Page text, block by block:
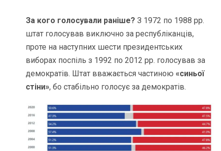
За кого голосували раніше?З 1972 по 1988 рр.
штат голосував виключно за республіканців,
проте на наступних шести президентських
виборах поспіль з 1992 по 2012 рр. голосував за
демократів. Штат вважається частиною«синьої
стіни», бо стабільно голосує за демократів.